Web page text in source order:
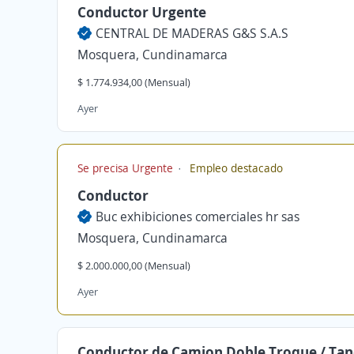
Conductor Urgente
CENTRAL DE MADERAS G&S S.A.S
Mosquera, Cundinamarca
$ 1.774.934,00 (Mensual)
Ayer
Se precisa Urgente Empleo destacado
Conductor
Buc exhibiciones comerciales hr sas
Mosquera, Cundinamarca
$ 2.000.000,00 (Mensual)
Ayer